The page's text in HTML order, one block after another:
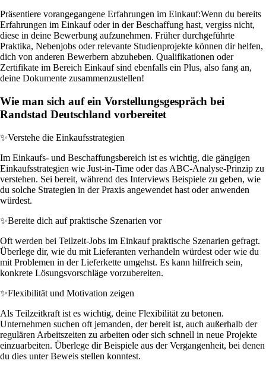
Präsentiere vorangegangene Erfahrungen im Einkauf:Wenn du bereits
Erfahrungen im Einkauf oder in der Beschaffung hast, vergiss nicht,
diese in deine Bewerbung aufzunehmen. Früher durchgeführte
Praktika, Nebenjobs oder relevante Studienprojekte können dir helfen,
dich von anderen Bewerbern abzuheben. Qualifikationen oder
Zertifikate im Bereich Einkauf sind ebenfalls ein Plus, also fang an,
deine Dokumente zusammenzustellen!
Wie man sich auf ein Vorstellungsgespräch bei
Randstad Deutschland vorbereitet
✨Verstehe die Einkaufsstrategien
Im Einkaufs- und Beschaffungsbereich ist es wichtig, die gängigen
Einkaufsstrategien wie Just-in-Time oder das ABC-Analyse-Prinzip zu
verstehen. Sei bereit, während des Interviews Beispiele zu geben, wie
du solche Strategien in der Praxis angewendet hast oder anwenden
würdest.
✨Bereite dich auf praktische Szenarien vor
Oft werden bei Teilzeit-Jobs im Einkauf praktische Szenarien gefragt.
Überlege dir, wie du mit Lieferanten verhandeln würdest oder wie du
mit Problemen in der Lieferkette umgehst. Es kann hilfreich sein,
konkrete Lösungsvorschläge vorzubereiten.
✨Flexibilität und Motivation zeigen
Als Teilzeitkraft ist es wichtig, deine Flexibilität zu betonen.
Unternehmen suchen oft jemanden, der bereit ist, auch außerhalb der
regulären Arbeitszeiten zu arbeiten oder sich schnell in neue Projekte
einzuarbeiten. Überlege dir Beispiele aus der Vergangenheit, bei denen
du dies unter Beweis stellen konntest.